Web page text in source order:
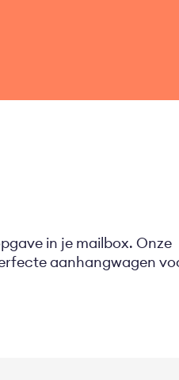
in je mailbox. Onze
aanhangwagen